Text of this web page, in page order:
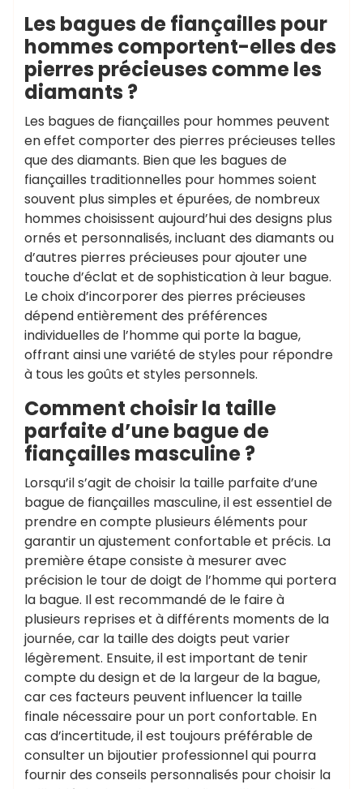
Les bagues de fiançailles pour
hommes comportent-elles des
pierres précieuses comme les
diamants ?
Les bagues de fiançailles pour hommes peuvent
en effet comporter des pierres précieuses telles
que des diamants. Bien que les bagues de
fiançailles traditionnelles pour hommes soient
souvent plus simples et épurées, de nombreux
hommes choisissent aujourd’hui des designs plus
ornés et personnalisés, incluant des diamants ou
d’autres pierres précieuses pour ajouter une
touche d’éclat et de sophistication à leur bague.
Le choix d’incorporer des pierres précieuses
dépend entièrement des préférences
individuelles de l’homme qui porte la bague,
offrant ainsi une variété de styles pour répondre
à tous les goûts et styles personnels.
Comment choisir la taille
parfaite d’une bague de
fiançailles masculine ?
Lorsqu’il s’agit de choisir la taille parfaite d’une
bague de fiançailles masculine, il est essentiel de
prendre en compte plusieurs éléments pour
garantir un ajustement confortable et précis. La
première étape consiste à mesurer avec
précision le tour de doigt de l’homme qui portera
la bague. Il est recommandé de le faire à
plusieurs reprises et à différents moments de la
journée, car la taille des doigts peut varier
légèrement. Ensuite, il est important de tenir
compte du design et de la largeur de la bague,
car ces facteurs peuvent influencer la taille
finale nécessaire pour un port confortable. En
cas d’incertitude, il est toujours préférable de
consulter un bijoutier professionnel qui pourra
fournir des conseils personnalisés pour choisir la